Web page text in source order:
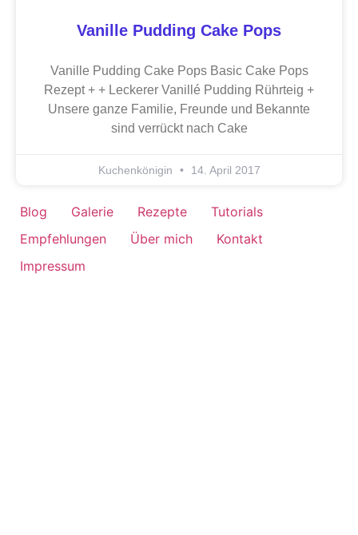
Vanille Pudding Cake Pops
Vanille Pudding Cake Pops Basic Cake Pops
Rezept + + Leckerer Vanillé Pudding Rührteig +
Unsere ganze Familie, Freunde und Bekannte
sind verrückt nach Cake
Kuchenkönigin 14. April 2017
Blog Galerie Rezepte
Tutorials
Empfehlungen
Über mich
Kontakt
Impressum